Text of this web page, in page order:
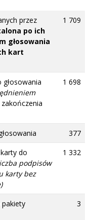
przez
po ich
głosowania
kart
1 709
1 698
377
do
podpisów
karty bez
1 332
pakiety
3